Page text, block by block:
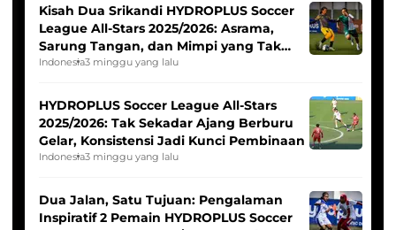
Kisah Dua Srikandi HYDROPLUS Soccer
League All-Stars 2025/2026: Asrama,
Sarung Tangan, dan Mimpi yang Tak
Pernah Padam
Indonesia3 minggu yang lalu
HYDROPLUS Soccer League All-Stars
2025/2026: Tak Sekadar Ajang Berburu
Gelar, Konsistensi Jadi Kunci Pembinaan
Indonesia3 minggu yang lalu
Dua Jalan, Satu Tujuan: Pengalaman
Inspiratif 2 Pemain HYDROPLUS Soccer